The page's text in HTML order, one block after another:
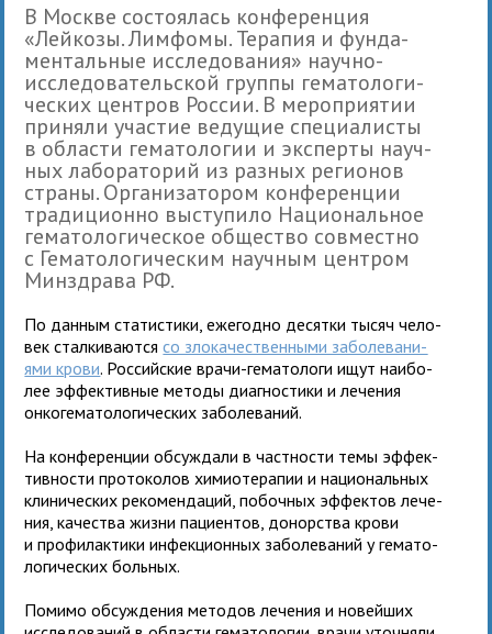
В Москве состо­я­лась кон­фе­рен­ция
«Лейкозы. Лимфомы. Терапия и фун­да­
мен­таль­ные иссле­до­ва­ния» научно-
иссле­до­ва­тель­ской группы гема­то­ло­ги­
че­ских цен­тров России. В меро­при­я­тии
при­няли уча­стие веду­щие спе­ци­а­ли­сты
в обла­сти гема­то­ло­гии и экс­перты науч­
ных лабо­ра­то­рий из раз­ных реги­о­нов
страны. Организато­ром кон­фе­рен­ции
тра­ди­ци­онно высту­пило Национальное
гема­то­ло­ги­че­ское обще­ство сов­местно
с Гематологи­че­ским науч­ным цен­тром
Минздрава РФ.
По дан­ным ста­ти­стики, еже­годно десятки тысяч чело­
век стал­ки­ва­ютсясо зло­ка­че­ствен­ными заболе­ва­ни­
ями крови. Российские врачи-гема­то­логи ищут наи­бо­
лее эффек­тив­ные методы диа­гно­стики и лече­ния
онко­ге­ма­то­ло­ги­че­ских заболеваний.
На кон­фе­рен­ции обсуж­дали в част­но­сти темы эффек­
тив­но­сти про­то­ко­лов химио­те­ра­пии и нацио­наль­ных
кли­ни­че­ских реко­мен­да­ций, побоч­ных эффек­тов лече­
ния, каче­ства жизни паци­ен­тов, донор­ства крови
и про­фи­лак­тики инфек­ци­он­ных заболе­ва­ний у гема­то­
ло­ги­че­ских больных.
Помимо обсуж­де­ния мето­дов лече­ния и новей­ших